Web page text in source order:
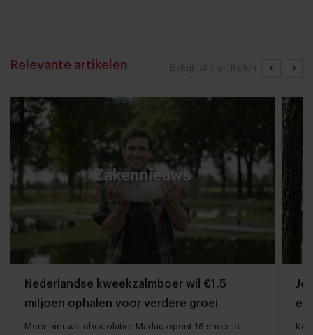
Bekijk alle artikelen
Relevante artikelen
Nederlandse kweekzalmboer wil €1,5
miljoen ophalen voor verdere groei
Meer nieuws: chocolatier Madaq opent 16 shop-in-